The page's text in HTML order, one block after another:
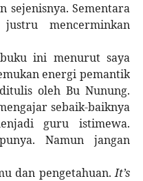
sejenisnya. Sementara
mencerminkan
ini menurut saya
energi pemantik
oleh Bu Nunung.
sebaik-baiknya
guru istimewa.
Namun jangan
dan pengetahuan.It’s